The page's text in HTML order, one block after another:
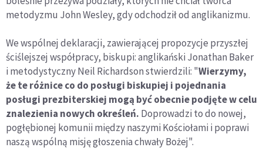
metodyzmu John Wesley, gdy odchodził od anglikanizmu.
We wspólnej deklaracji, zawierającej propozycje przyszłej
ściślejszej współpracy, biskupi: anglikański Jonathan Baker
i metodystyczny Neil Richardson stwierdzili: "Wierzymy,
że te różnice co do posługi biskupiej i pojednania
posługi prezbiterskiej mogą być obecnie podjęte w celu
znalezienia nowych określeń. Doprowadzi to do nowej,
pogłębionej komunii między naszymi Kościołami i poprawi
naszą wspólną misję głoszenia chwały Bożej".